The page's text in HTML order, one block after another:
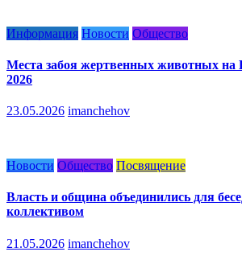
Информация Новости Общество
Места забоя жертвенных животных на
2026
23.05.2026 imanchehov
Новости Общество Посвящение
Власть и община объединились для
коллективом
21.05.2026 imanchehov